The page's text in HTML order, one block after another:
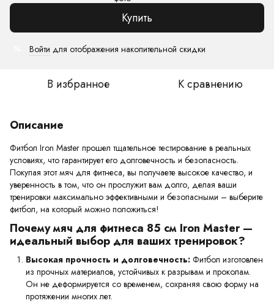
Купить
Войти для отображения накопительной скидки
В избранное К сравнению
Описание
Фитбол Iron Master прошел тщательное тестирование в реальных
условиях, что гарантирует его долговечность и безопасность.
Покупая этот мяч для фитнеса, вы получаете высокое качество, и
уверенность в том, что он прослужит вам долго, делая ваши
тренировки максимально эффективными и безопасными – выберите
фитбол, на который можно положиться!
Почему мяч для фитнеса 85 см Iron Master —
идеальный выбор для ваших тренировок?
Высокая прочность и долговечность: Фитбол изготовлен
из прочных материалов, устойчивых к разрывам и проколам.
Он не деформируется со временем, сохраняя свою форму на
протяжении многих лет.